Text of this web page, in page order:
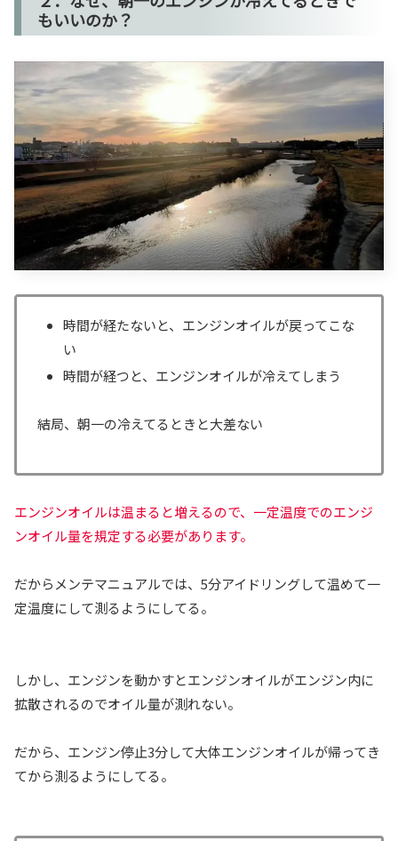
もいいのか？
時間が経たないと、エンジンオイルが戻ってこな
い
時間が経つと、エンジンオイルが冷えてしまう
結局、朝一の冷えてるときと大差ない
エンジンオイルは温まると増えるので、一定温度でのエンジ
ンオイル量を規定する必要があります。
だからメンテマニュアルでは、5分アイドリングして温めて一
定温度にして測るようにしてる。
しかし、エンジンを動かすとエンジンオイルがエンジン内に
拡散されるのでオイル量が測れない。
だから、エンジン停止3分して大体エンジンオイルが帰ってき
てから測るようにしてる。